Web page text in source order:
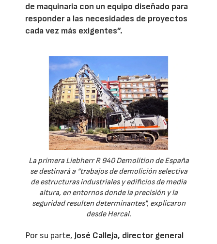
de maquinaria con un equipo diseñado para
responder a las necesidades de proyectos
cada vez más exigentes”.
La primera Liebherr R 940 Demolition de España
se destinará a “trabajos de demolición selectiva
de estructuras industriales y edificios de media
altura, en entornos donde la precisión y la
seguridad resulten determinantes", explicaron
desde Hercal.
Por su parte, José Calleja, director general